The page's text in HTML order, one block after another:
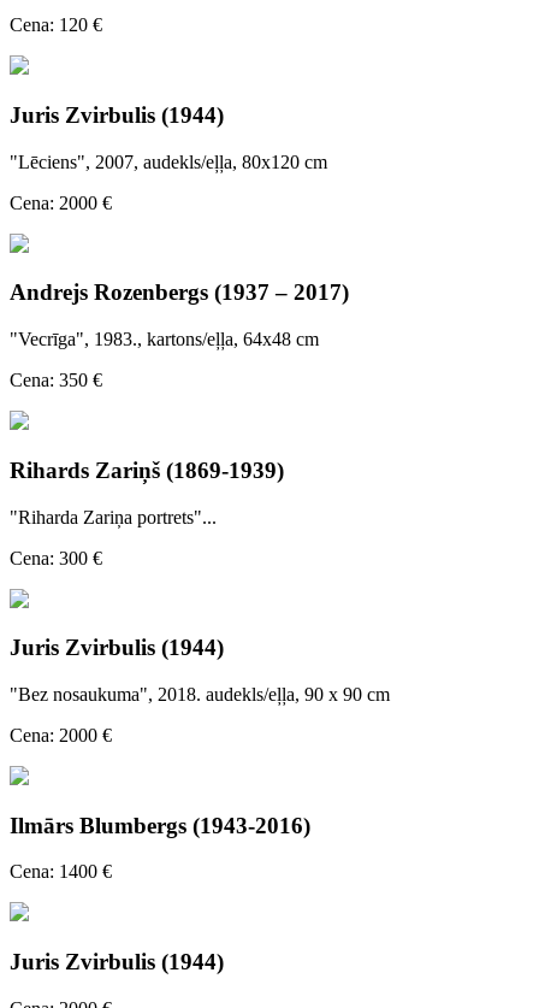
Cena: 120 €
Juris Zvirbulis (1944)
"Lēciens", 2007, audekls/eļļa, 80x120 cm
Cena: 2000 €
Andrejs Rozenbergs (1937 – 2017)
"Vecrīga", 1983., kartons/eļļa, 64x48 cm
Cena: 350 €
Rihards Zariņš (1869-1939)
"Riharda Zariņa portrets"...
Cena: 300 €
Juris Zvirbulis (1944)
"Bez nosaukuma", 2018. audekls/eļļa, 90 x 90 cm
Cena: 2000 €
Ilmārs Blumbergs (1943-2016)
Cena: 1400 €
Juris Zvirbulis (1944)